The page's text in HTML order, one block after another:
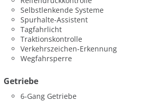
Selbstlenkende Systeme
Spurhalte-Assistent
Tagfahrlicht
Traktionskontrolle
Verkehrszeichen-Erkennung
Wegfahrsperre
Getriebe
6-Gang Getriebe